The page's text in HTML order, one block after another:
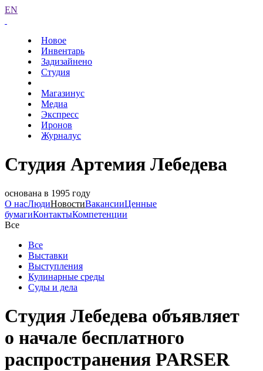
EN
Новое
Инвентарь
Задизайнено
Студия
Магазинус
Медиа
Экспресс
Иронов
Журналус
Студия Артемия Лебедева
основана в 1995 году
О насЛюдиНовостиВакансииЦенные
бумагиКонтактыКомпетенции
Все
Все
Выставки
Выступления
Кулинарные среды
Суды и дела
Студия Лебедева объявляет
о начале бесплатного
распространения PARSER